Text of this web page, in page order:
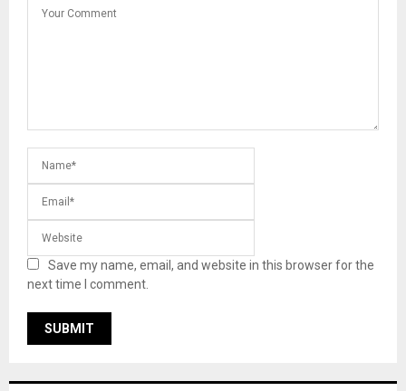
Save my name, email, and website in this browser for the
next time I comment.